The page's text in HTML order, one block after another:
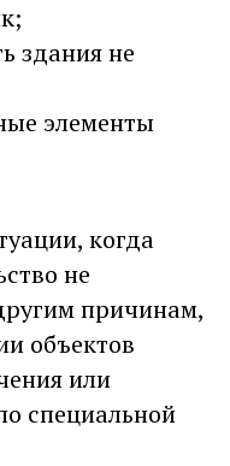
здания не
элементы
когда
не
причинам,
объектов
или
специальной